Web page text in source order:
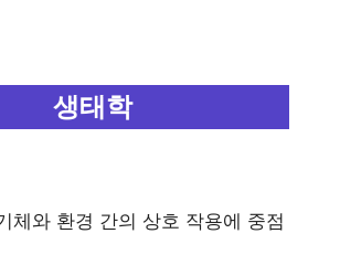
생태학
체와 환경 간의 상호 작용에 중점